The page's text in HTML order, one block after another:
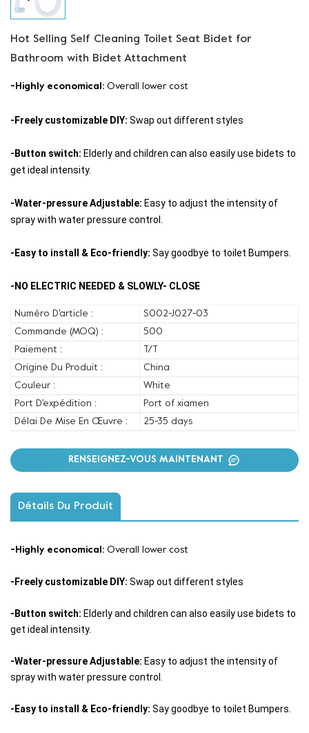
Hot Selling Self Cleaning Toilet Seat Bidet for
Bathroom with Bidet Attachment
-Highly economical: Overall lower cost
-Freely customizable DIY: Swap out different styles
-Button switch: Elderly and children can also easily use bidets to
get ideal intensity.
-Water-pressure Adjustable: Easy to adjust the intensity of
spray with water pressure control.
-Easy to install & Eco-friendly: Say goodbye to toilet Bumpers.
-NO ELECTRIC NEEDED & SLOWLY- CLOSE
Numéro D'article :
S002-J027-03
Commande (MOQ) :
500
Paiement :
T/T
Origine Du Produit :
China
Couleur :
White
Port D'expédition :
Port of xiamen
Délai De Mise En Œuvre :
25-35 days
RENSEIGNEZ-VOUS MAINTENANT
Détails Du Produit
-Highly economical: Overall lower cost
-Freely customizable DIY: Swap out different styles
-Button switch: Elderly and children can also easily use bidets to
get ideal intensity.
-Water-pressure Adjustable: Easy to adjust the intensity of
spray with water pressure control.
-Easy to install & Eco-friendly: Say goodbye to toilet Bumpers.